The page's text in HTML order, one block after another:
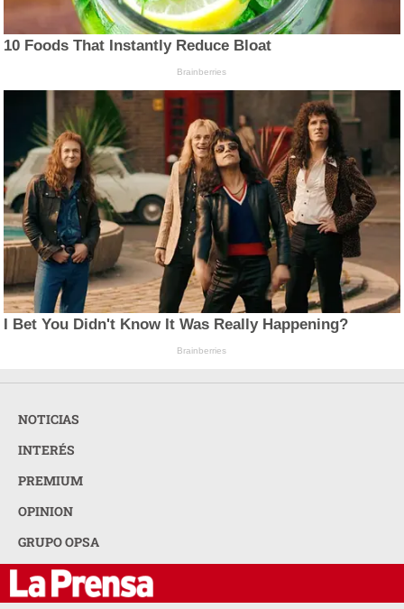
10 Foods That Instantly Reduce Bloat
Brainberries
I Bet You Didn't Know It Was Really Happening?
Brainberries
NOTICIAS
INTERÉS
PREMIUM
OPINION
GRUPO OPSA